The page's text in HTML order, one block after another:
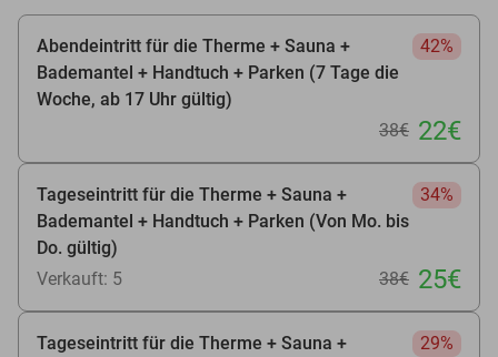
Abendeintritt für die Therme + Sauna +
Bademantel + Handtuch + Parken (7 Tage die
Woche, ab 17 Uhr gültig)
42%
38€ 22€
Tageseintritt für die Therme + Sauna +
Bademantel + Handtuch + Parken (Von Mo. bis
Do. gültig)
34%
Verkauft: 5 38€ 25€
Tageseintritt für die Therme + Sauna +
29%